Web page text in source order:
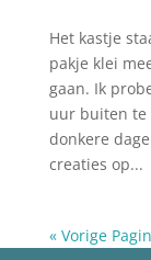
Het kastje
pakje klei
gaan. Ik
uur buiten te
donkere
creaties op...
« Vorige